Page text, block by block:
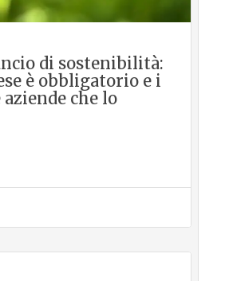
di sostenibilità:
è obbligatorio e i
che lo